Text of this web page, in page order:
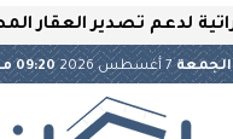
الجمعة7 أغسطس 2026 09:20 مـ